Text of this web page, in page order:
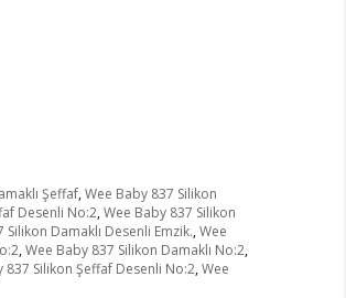
Şeffaf,Wee Baby 837 Silikon
Desenli No:2,Wee Baby 837 Silikon
Silikon Damaklı Desenli Emzik.,Wee
,Wee Baby 837 Silikon Damaklı No:2,
837 Silikon Şeffaf Desenli No:2,Wee